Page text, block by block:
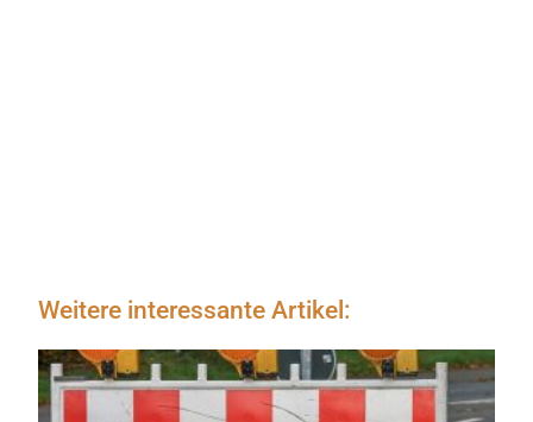
Weitere interessante Artikel: